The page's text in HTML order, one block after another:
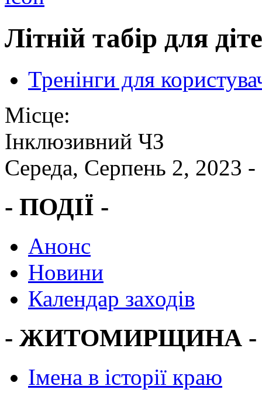
Літній табір для
Тренінги для
Місце:
Інклюзивний ЧЗ
Середа, Серпень 2, 2023 -
- ПОДІЇ -
Анонс
Новини
Календар заходів
- ЖИТОМИРЩИНА -
Імена в історії краю